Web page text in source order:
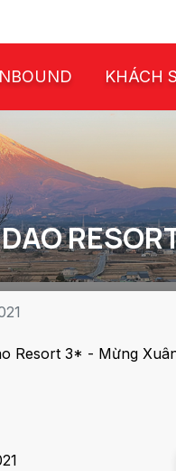
KHÁCH
3* - Mừng